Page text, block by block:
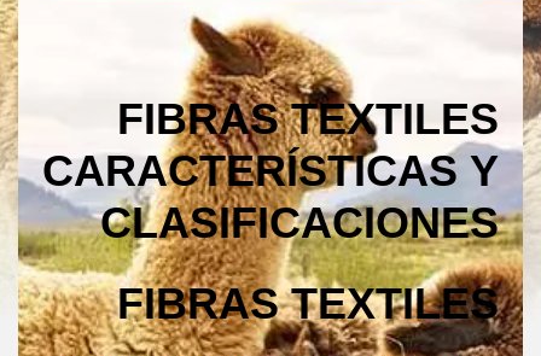
FIBRAS TEXTILES
CARACTERÍSTICAS Y
CLASIFICACIONES
FIBRAS TEXTILES